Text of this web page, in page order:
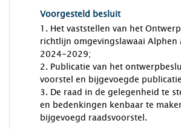
Voorgesteld besluit
1. Het vaststellen van het
richtlijn omgevingslawaai Alphen
2024-2029;
2. Publicatie van het
voorstel en bijgevoegde
3. De raad in de gelegenheid te
en bedenkingen kenbaar te
bijgevoegd raadsvoorstel.